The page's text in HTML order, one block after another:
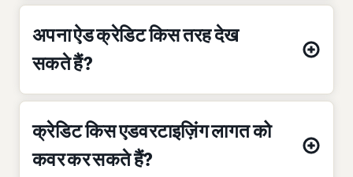
अपना ऐड क्रेडिट किस तरह देख
सकते हैं?
क्रेडिट किस एडवरटाइज़िंग लागत को
कवर कर सकते हैं?